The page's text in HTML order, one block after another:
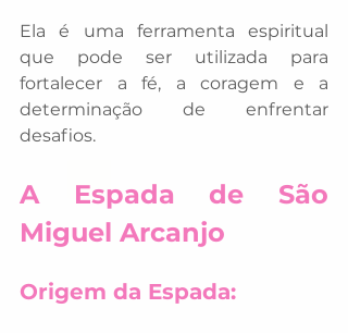
Ela é uma ferramenta espiritual
que pode ser utilizada para
fortalecer a fé, a coragem e a
determinação de enfrentar
desafios.
A Espada de São
Miguel Arcanjo
Origem da Espada: